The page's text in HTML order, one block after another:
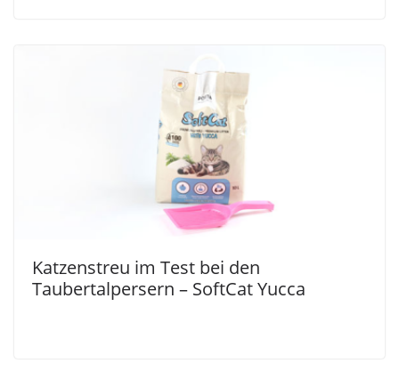
Katzenstreu im Test bei den
Taubertalpersern – SoftCat Yucca